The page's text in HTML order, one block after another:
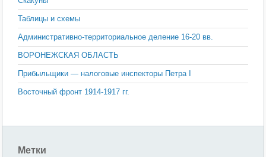
Таблицы и схемы
Административно-территориальное деление 16-20 вв.
ВОРОНЕЖСКАЯ ОБЛАСТЬ
Прибыльщики — налоговые инспекторы Петра I
Восточный фронт 1914-1917 гг.
Метки